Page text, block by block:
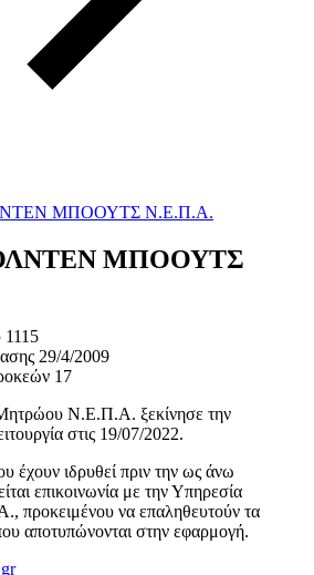
ΜΠΟΟΥΤΣ Ν.Ε.Π.Α.
ΜΠΟΟΥΤΣ
1115
29/4/2009
17
Ν.Ε.Π.Α. ξεκίνησε την
στις 19/07/2022.
έχουν ιδρυθεί πριν την ως άνω
επικοινωνία με την Υπηρεσία
να επαληθευτούν τα
αποτυπώνονται στην εφαρμογή.